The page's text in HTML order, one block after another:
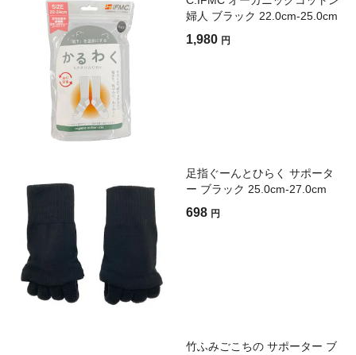
婦人 ブラック 22.0cm-25.0cm
1,980 円
足指ぐーんとひらく サポータ
ー ブラック 25.0cm-27.0cm
698 円
竹ふみごこちの サポーター ブ